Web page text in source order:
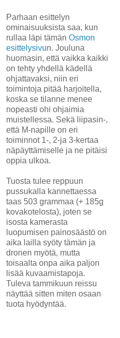
Parhaan esittelyn
ominaisuuksista saa, kun
rullaa läpi tämän Osmon
esittelysivun. Jouluna
huomasin, että vaikka kaikki
on tehty yhdellä kädellä
ohjattavaksi, niin eri
toimintoja pitää harjoitella,
koska se tilanne menee
nopeasti ohi ohjaimia
muistellessa. Sekä liipasin-,
että M-napille on eri
toiminnot 1-, 2-ja 3-kertaa
näpäyttämiselle ja ne pitäisi
oppia ulkoa.
Tuosta tulee reppuun
pussukalla kannettaessa
taas 503 grammaa (+ 185g
kovakotelosta), joten se
isosta kamerasta
luopumisen painosäästö on
aika lailla syöty tämän ja
dronen myötä, mutta
toisaalta onpa aika paljon
lisää kuvaamistapoja.
Tuleva tammikuun reissu
näyttää sitten miten osaan
tuota hyödyntää.